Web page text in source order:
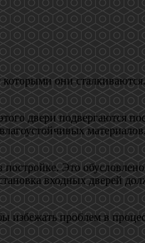
они
двери подвергаются
материалов.
Это
входных дверей
избежать проблем в